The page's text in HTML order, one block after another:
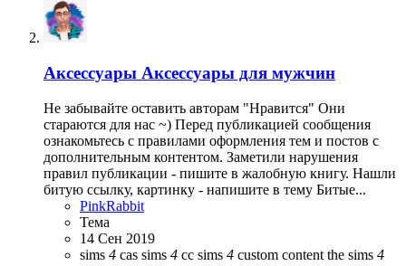
Аксессуары Аксессуары для мужчин
Не забывайте оставить авторам "Нравится" Они
стараются для нас ~) Перед публикацией сообщения
ознакомьтесь с правилами оформления тем и постов с
дополнительным контентом. Заметили нарушения
правил публикации - пишите в жалобную книгу. Нашли
битую ссылку, картинку - напишите в тему Битые...
PinkRabbit
Тема
14 Сен 2019
sims 4 cas sims 4 cc sims 4 custom content the sims 4